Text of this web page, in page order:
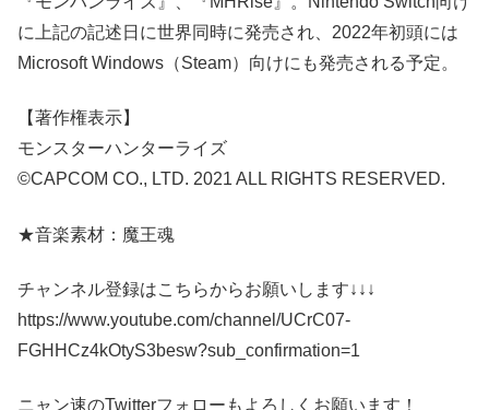
に上記の記述日に世界同時に発売され、2022年初頭には
Microsoft Windows（Steam）向けにも発売される予定。
【著作権表示】
モンスターハンターライズ
©CAPCOM CO., LTD. 2021 ALL RIGHTS RESERVED.
★音楽素材：魔王魂
チャンネル登録はこちらからお願いします↓↓↓
https://www.youtube.com/channel/UCrC07-
FGHHCz4kOtyS3besw?sub_confirmation=1
ニャン速のTwitterフォローもよろしくお願います！